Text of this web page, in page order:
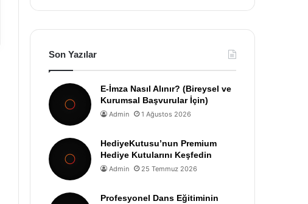
Son Yazılar
E-İmza Nasıl Alınır? (Bireysel ve
Kurumsal Başvurular İçin)
Admin 1 Ağustos 2026
HediyeKutusu’nun Premium
Hediye Kutularını Keşfedin
Admin 25 Temmuz 2026
Profesyonel Dans Eğitiminin